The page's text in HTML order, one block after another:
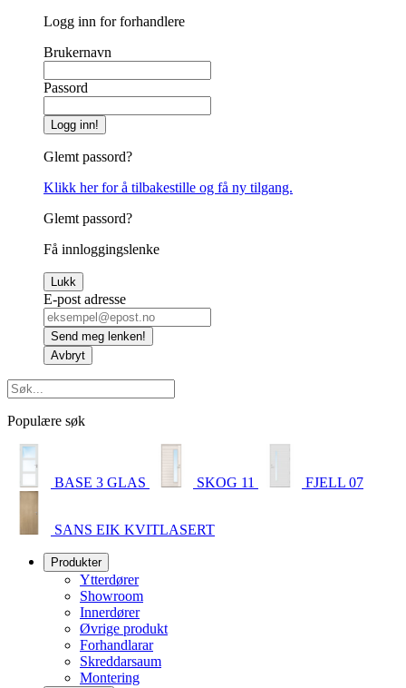
Logg inn for forhandlere
Brukernavn
Passord
Logg inn!
Glemt passord?
Klikk her for å tilbakestille og få ny tilgang.
Glemt passord?
Få innloggingslenke
Lukk
E-post adresse
Send meg lenken!
Avbryt
Populære søk
BASE 3 GLAS SKOG 11 FJELL 07
SANS EIK KVITLASERT
Produkter
Ytterdører
Showroom
Innerdører
Øvrige produkt
Forhandlarar
Skreddarsaum
Montering